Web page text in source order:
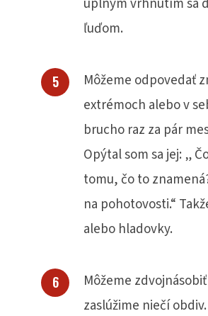
ľuďom.
Môžeme odpovedať
extrémoch alebo v
brucho raz za pár
Opýtal som sa jej: „
tomu, čo to
na pohotovosti.“
alebo hladovky.
Môžeme
zaslúžime niečí